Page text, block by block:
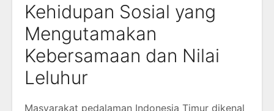
Kehidupan Sosial yang
Mengutamakan
Kebersamaan dan Nilai
Leluhur
Masyarakat pedalaman Indonesia Timur dikenal